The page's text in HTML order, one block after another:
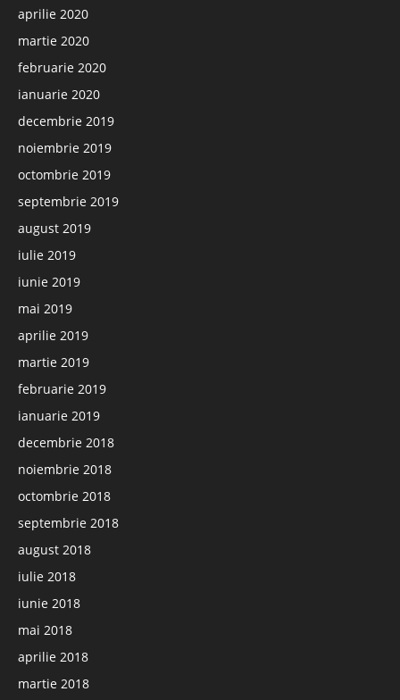
aprilie 2020
martie 2020
februarie 2020
ianuarie 2020
decembrie 2019
noiembrie 2019
octombrie 2019
septembrie 2019
august 2019
iulie 2019
iunie 2019
mai 2019
aprilie 2019
martie 2019
februarie 2019
ianuarie 2019
decembrie 2018
noiembrie 2018
octombrie 2018
septembrie 2018
august 2018
iulie 2018
iunie 2018
mai 2018
aprilie 2018
martie 2018